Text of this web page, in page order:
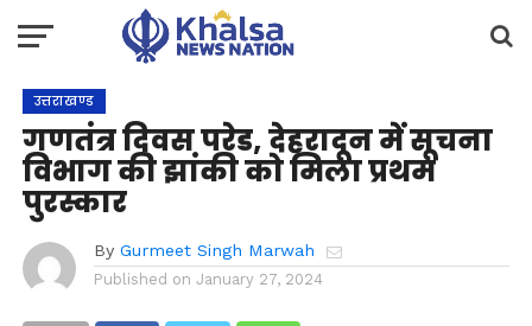
उत्तराखण्ड
गणतंत्र दिवस परेड, देहरादून में सूचना
विभाग की झांकी को मिला प्रथम
पुरस्कार
By Gurmeet Singh Marwah
Published on January 27, 2024